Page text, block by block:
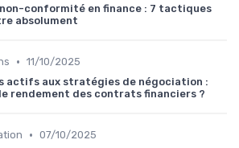
conformité en finance : 7 tactiques
absolument
• 11/10/2025
actifs aux stratégies de négociation :
rendement des contrats financiers ?
• 07/10/2025